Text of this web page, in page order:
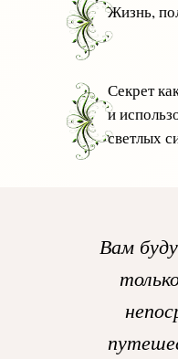
Жизнь,
Секрет
и
светлых
Вам